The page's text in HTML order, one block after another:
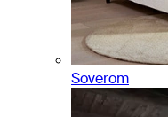
Soverom